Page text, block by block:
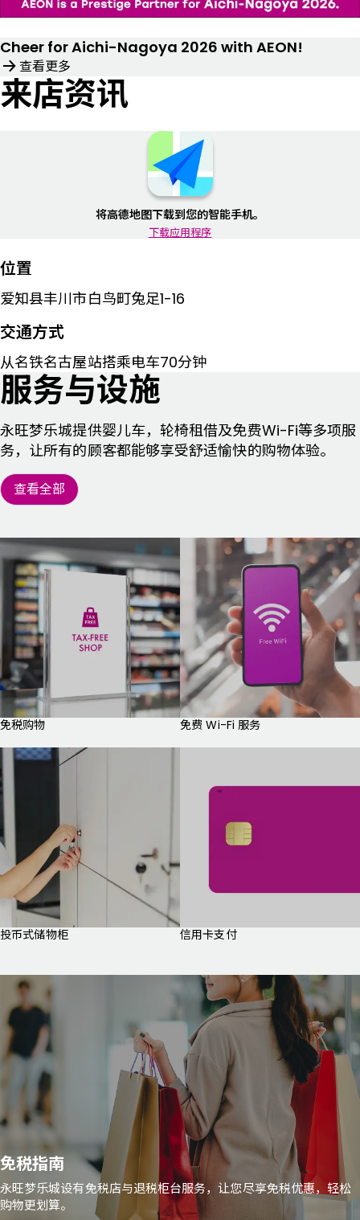
Cheer for Aichi-Nagoya 2026 with AEON!
查看更多
来店资讯
位置
爱知县丰川市白鸟町兔足1-16
交通方式
从名铁名古屋站搭乘电车70分钟
将高德地图下载到您的智能手机。
下载应用程序
服务与设施
永旺梦乐城提供婴儿车，轮椅租借及免费Wi-Fi等多项服
务，让所有的顾客都能够享受舒适愉快的购物体验。
查看全部
免税购物 免费 Wi-Fi 服务
投币式储物柜 信用卡支付
免税指南
永旺梦乐城设有免税店与退税柜台服务，让您尽享免税优惠，轻松
购物更划算。